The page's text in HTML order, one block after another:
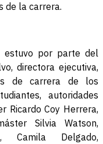
de la carrera.
estuvo por parte del
directora ejecutiva,
de carrera de los
autoridades
Ricardo Coy Herrera,
Silvia Watson,
Camila Delgado,